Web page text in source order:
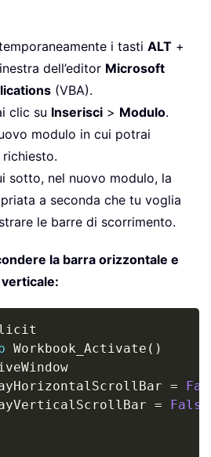
i tasti ALT +
dell’editor Microsoft
(VBA).
clic su Inserisci > Modulo.
modulo in cui potrai
sotto, nel nuovo modulo, la
a seconda che tu voglia
le barre di scorrimento.
la barra orizzontale e
Workbook_Activate ( )
=
=
False